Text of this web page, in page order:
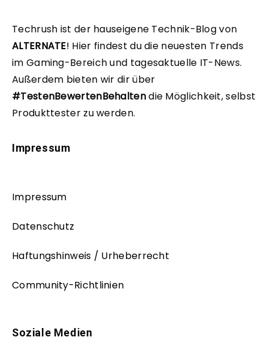
Techrush ist der hauseigene Technik-Blog von
ALTERNATE! Hier findest du die neuesten Trends
im Gaming-Bereich und tagesaktuelle IT-News.
Außerdem bieten wir dir über
#TestenBewertenBehaltendie Möglichkeit, selbst
Produkttester zu werden.
Impressum
Impressum
Datenschutz
Haftungshinweis / Urheberrecht
Community-Richtlinien
Soziale Medien